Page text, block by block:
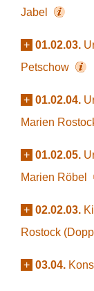
Jabel
+ 01.02.03.
Petschow
+ 01.02.04.
Marien
+ 01.02.05.
Marien Röbel
+ 02.02.03.
Rostock
+ 03.04.